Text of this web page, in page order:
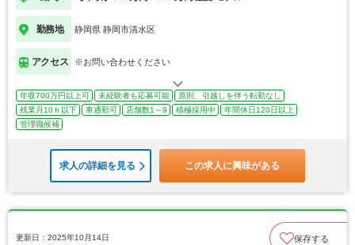
勤務地 静岡県 静岡市清水区
アクセス ※お問い合わせください
年収700万円以上可 未経験者も応募可能
原則、引越しを伴う転勤なし
残業月10ｈ以下
車通勤可 店舗数1～9 積極採用中
年間休日120日以上
管理職候補
求人の詳細を見る この求人に興味がある
更新日：2025年10月14日 保存する